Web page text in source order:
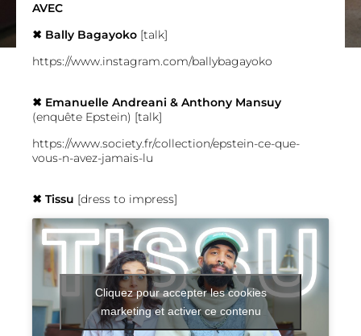
AVEC
✖︎ Bally Bagayoko [talk]
https://www.instagram.com/ballybagayoko
✖︎ Emanuelle Andreani & Anthony Mansuy
(enquête Epstein) [talk]
https://www.society.fr/collection/epstein-ce-que-
vous-n-avez-jamais-lu
✖︎ Tissu [dress to impress]
Cliquez pour accepter les cookies
marketing et activer ce contenu